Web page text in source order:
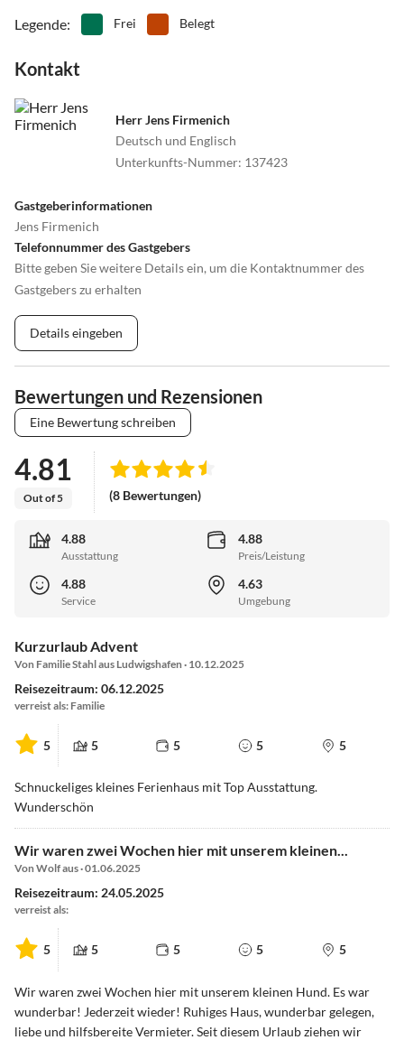
Legende: Frei Belegt
Kontakt
Herr Jens Firmenich
Deutsch und Englisch
Unterkunfts-Nummer: 137423
Gastgeberinformationen
Jens Firmenich
Telefonnummer des Gastgebers
Bitte geben Sie weitere Details ein, um die Kontaktnummer des
Gastgebers zu erhalten
Details eingeben
Bewertungen und Rezensionen
Eine Bewertung schreiben
4.81
Out of 5 (8 Bewertungen)
4.88
Ausstattung
4.88
Preis/Leistung
4.88
Service
4.63
Umgebung
Kurzurlaub Advent
Von Familie Stahl aus Ludwigshafen · 10.12.2025
Reisezeitraum: 06.12.2025
verreist als: Familie
5 5 5 5 5
Schnuckeliges kleines Ferienhaus mit Top Ausstattung.
Wunderschön
Wir waren zwei Wochen hier mit unserem kleinen...
Von Wolf aus · 01.06.2025
Reisezeitraum: 24.05.2025
verreist als:
5 5 5 5 5
Wir waren zwei Wochen hier mit unserem kleinen Hund. Es war
wunderbar! Jederzeit wieder! Ruhiges Haus, wunderbar gelegen,
liebe und hilfsbereite Vermieter. Seit diesem Urlaub ziehen wir